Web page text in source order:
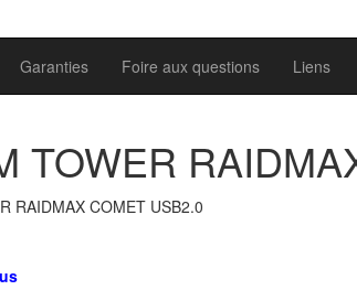
Garanties Foire aux questions Liens
TOWER